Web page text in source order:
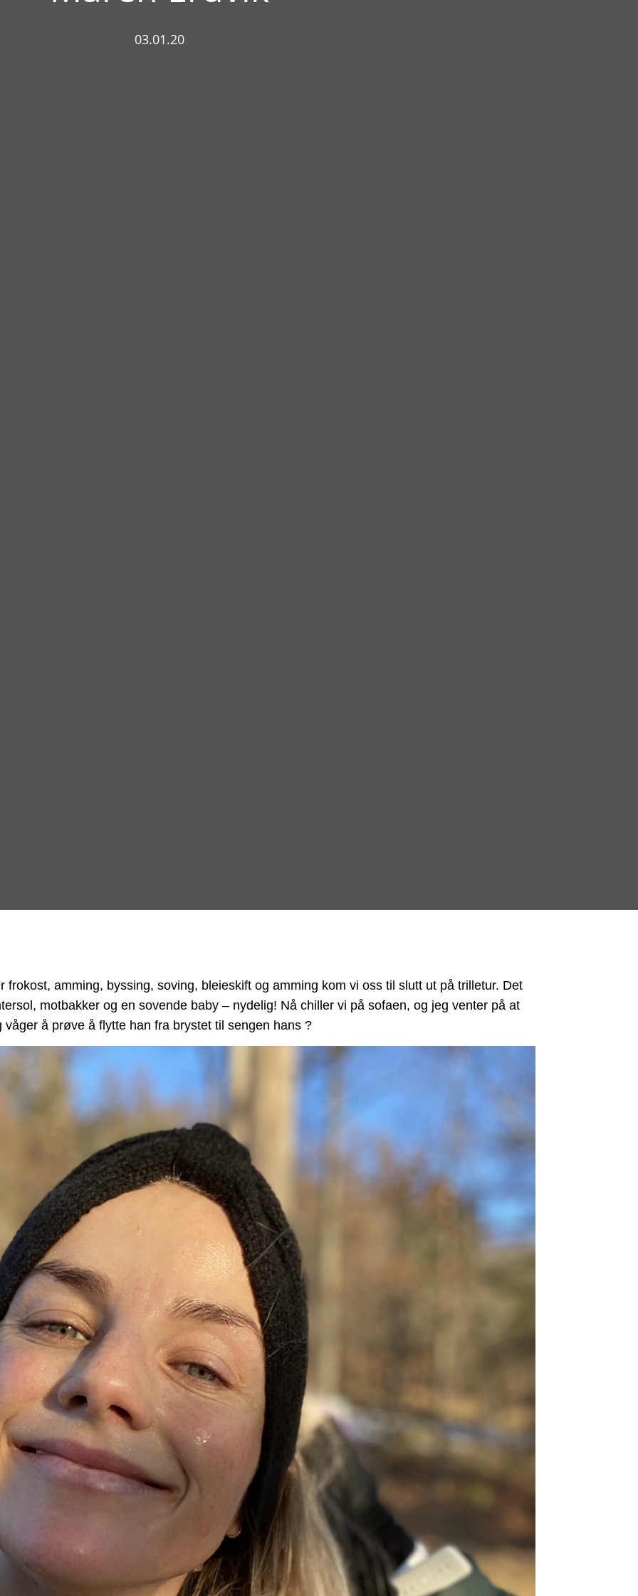
03.01.20
frokost, amming, byssing, soving, bleieskift og amming kom vi oss til slutt ut på trilletur. Det
motbakker og en sovende baby – nydelig! Nå chiller vi på sofaen, og jeg venter på at
å prøve å flytte han fra brystet til sengen hans ?